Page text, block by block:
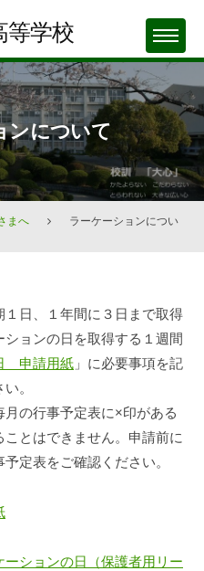
等学校 MENU
ンについて
まへ
ラーケーションについ
日、１年間に３日まで取得
ョンの日を取得する１週間
申請用紙 」に必要事項を記
。
の行事予定表に×印がある
とはできません。申請前に
定表をご確認ください。
ションの日（保護者用リー